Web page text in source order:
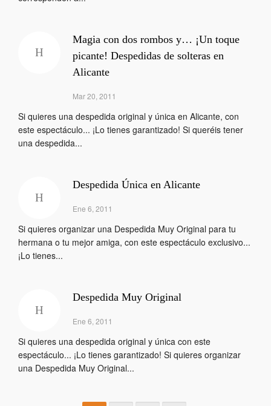
Magia con dos rombos y… ¡Un toque
picante! Despedidas de solteras en
Alicante
Mar 20, 2011
Si quieres una despedida original y única en Alicante, con
este espectáculo... ¡Lo tienes garantizado! Si queréis tener
una despedida...
Despedida Única en Alicante
Ene 6, 2011
Si quieres organizar una Despedida Muy Original para tu
hermana o tu mejor amiga, con este espectáculo exclusivo...
¡Lo tienes...
Despedida Muy Original
Ene 6, 2011
Si quieres una despedida original y única con este
espectáculo... ¡Lo tienes garantizado! Si quieres organizar
una Despedida Muy Original...